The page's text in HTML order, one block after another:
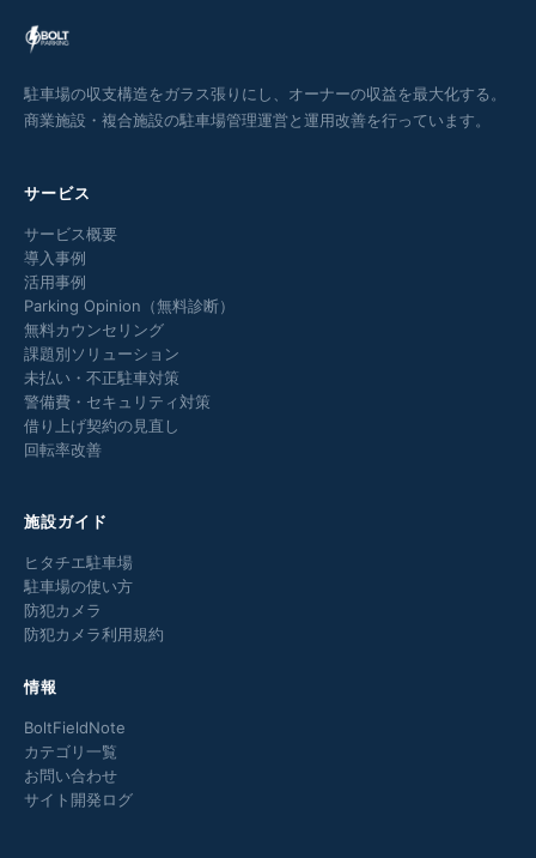
駐車場の収支構造をガラス張りにし、オーナーの収益を最大化する。
商業施設・複合施設の駐車場管理運営と運用改善を行っています。
サービス
サービス概要
導入事例
活用事例
Parking Opinion（無料診断）
無料カウンセリング
課題別ソリューション
未払い・不正駐車対策
警備費・セキュリティ対策
借り上げ契約の見直し
回転率改善
施設ガイド
ヒタチエ駐車場
駐車場の使い方
防犯カメラ
防犯カメラ利用規約
情報
BoltFieldNote
カテゴリ一覧
お問い合わせ
サイト開発ログ